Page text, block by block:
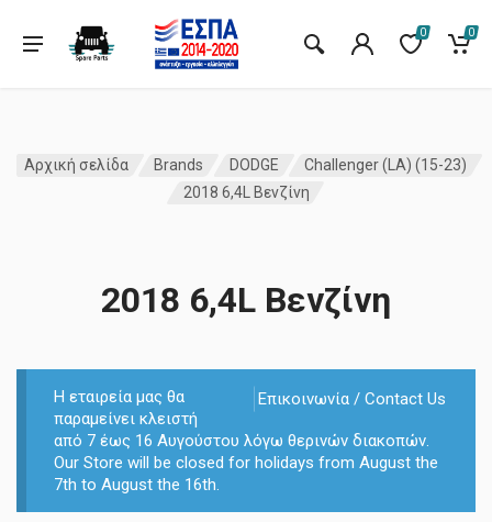
0 0
Αρχική σελίδα Brands DODGE
Challenger (LA) (15-23)
2018 6,4L Βενζίνη
2018 6,4L Βενζίνη
Επικοινωνία / Contact Us
Η εταιρεία μας θα
παραμείνει κλειστή
από 7 έως 16 Αυγούστου λόγω θερινών διακοπών.
Our Store will be closed for holidays from August the
7th to August the 16th.